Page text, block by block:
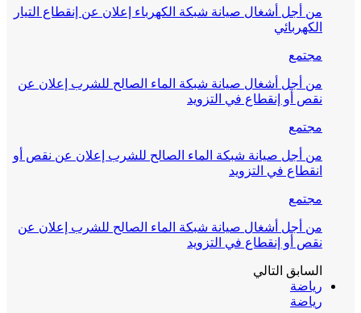
من أجل أشغال صيانة شبكة الكهرباء إعلان عن إنقطاع التيار
الكهربائي
مجتمع
من أجل أشغال صيانة شبكة الماء الصالح للشرب إعلان عن
نقص أو إنقطاع في التزويد
مجتمع
من أجل صيانة شبكة الماء الصالح للشرب إعلان عن نقص أو
انقطاع في التزويد
مجتمع
من أجل أشغال صيانة شبكة الماء الصالح للشرب إعلان عن
نقص أو إنقطاع في التزويد
السابق التالي
رياضة
رياضة